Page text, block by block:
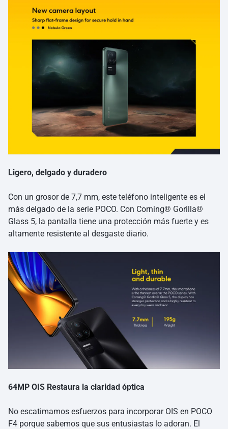
Ligero, delgado y duradero
Con un grosor de 7,7 mm, este teléfono inteligente es el
más delgado de la serie POCO. Con Corning® Gorilla®
Glass 5, la pantalla tiene una protección más fuerte y es
altamente resistente al desgaste diario.
64MP OIS Restaura la claridad óptica
No escatimamos esfuerzos para incorporar OIS en POCO
F4 porque sabemos que sus entusiastas lo adoran. El